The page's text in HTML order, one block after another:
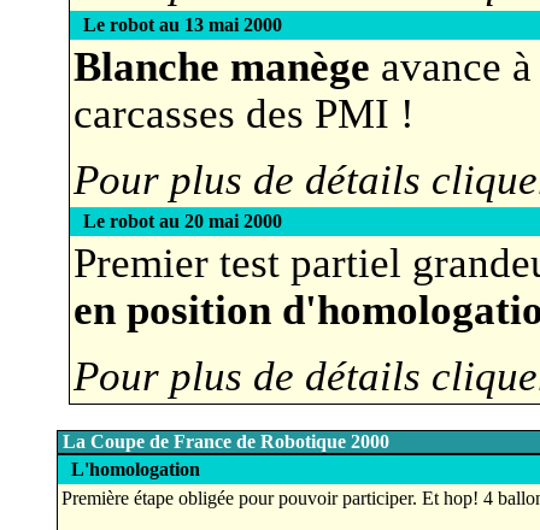
Le robot au 13 mai 2000
Blanche manège avance
carcasses des PMI !
Pour plus de détails
Le robot au 20 mai 2000
Premier test partiel
en position
Pour plus de détails
La Coupe de France de Robotique 2000
L'homologation
Première étape obligée pour pouvoir participer. Et hop! 4